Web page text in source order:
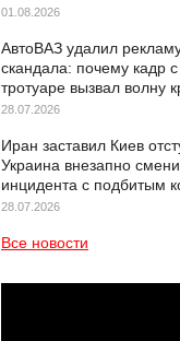
01.08.2026
АвтоВАЗ удалил
скандала: почему кадр
тротуаре вызвал волну
28.07.2026
Иран заставил Киев
Украина внезапно
инцидента с подбитым
28.07.2026
Все новости